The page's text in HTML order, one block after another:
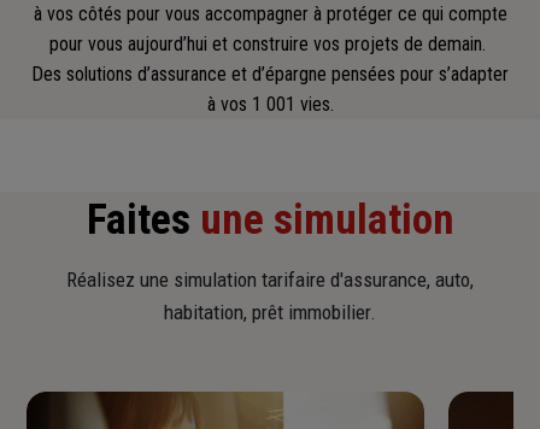
à vos côtés pour vous accompagner à protéger ce qui compte
pour vous aujourd’hui et construire vos projets de demain.
Des solutions d’assurance et d’épargne pensées pour s’adapter
à vos 1 001 vies.
Faites une simulation
Réalisez une simulation tarifaire d'assurance, auto,
habitation, prêt immobilier.